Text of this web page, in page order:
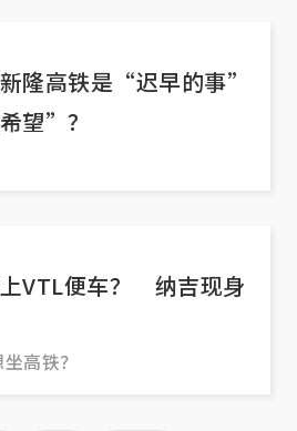
隆高铁是“迟早的事”
望”？
VTL便车？ 纳吉现身
高铁？